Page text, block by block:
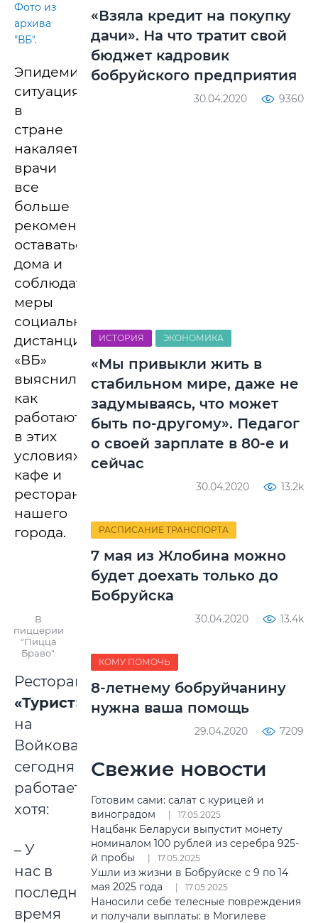
Фото из
архива
"ВБ".
Эпидемическая
ситуация
в
стране
накаляется,
врачи
все
больше
рекомендуют
оставаться
дома и
соблюдать
меры
социального
дистанцирования.
«ВБ»
выяснил,
как
работают
в этих
условиях
кафе и
рестораны
нашего
города.
В
пиццерии
"Пицца
Браво".
Ресторан
«Турист»
на
Войкова
сегодня
работает,
хотя:
– У
нас в
последнее
время
«Взяла кредит на покупку
дачи». На что тратит свой
бюджет кадровик
бобруйского предприятия
30.04.2020 9360
ИСТОРИЯ ЭКОНОМИКА
«Мы привыкли жить в
стабильном мире, даже не
задумываясь, что может
быть по-другому». Педагог
о своей зарплате в 80-е и
сейчас
30.04.2020 13.2k
РАСПИСАНИЕ ТРАНСПОРТА
7 мая из Жлобина можно
будет доехать только до
Бобруйска
30.04.2020 13.4k
КОМУ ПОМОЧЬ
8-летнему бобруйчанину
нужна ваша помощь
29.04.2020 7209
Свежие новости
Готовим сами: салат с курицей и
виноградом
17.05.2025
Нацбанк Беларуси выпустит монету
номиналом 100 рублей из серебра 925-
й пробы
17.05.2025
Ушли из жизни в Бобруйске с 9 по 14
мая 2025 года
17.05.2025
Наносили себе телесные повреждения
и получали выплаты: в Могилеве